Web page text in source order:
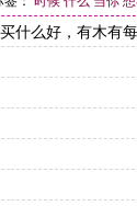
么好，有木有